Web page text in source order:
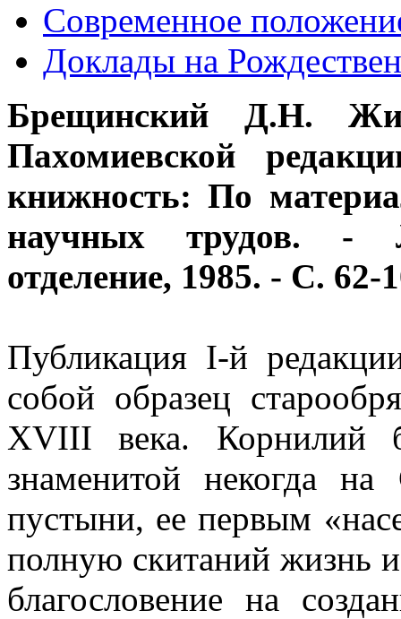
Современное
Доклады на
Брещинский Д.Н.
Пахомиевской
книжность: По
научных трудов. -
отделение, 1985. - С. 62-
Публикация I-й
собой образец
XVIII века. Корнилий
знаменитой некогда
пустыни, ее первым
полную скитаний жизнь
благословение на